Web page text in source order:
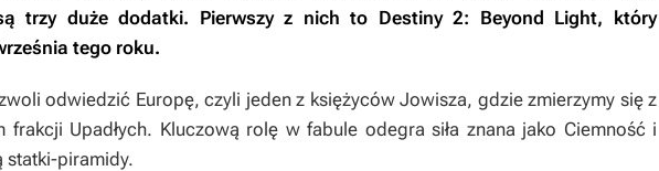
trzy duże dodatki. Pierwszy z nich to Destiny 2: Beyond Light, który
tego roku.
odwiedzić Europę, czyli jeden z księżyców Jowisza, gdzie zmierzymy się z
frakcji Upadłych. Kluczową rolę w fabule odegra siła znana jako Ciemność i
statki-piramidy.